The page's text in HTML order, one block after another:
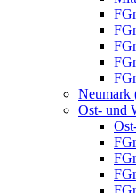
Neumark
Ost- und